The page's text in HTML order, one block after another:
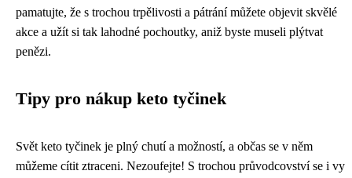
pamatujte, že s trochou trpělivosti a pátrání můžete objevit skvělé
akce a užít si tak lahodné pochoutky, aniž byste museli plýtvat
penězi.
Tipy pro nákup keto tyčinek
Svět keto tyčinek je plný chutí a možností, a občas se v něm
můžeme cítit ztraceni. Nezoufejte! S trochou průvodcovství se i vy